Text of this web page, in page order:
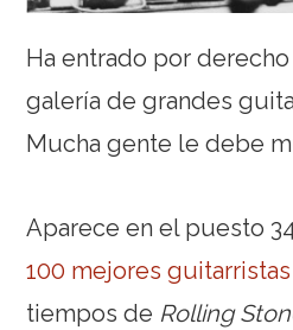
Ha entrado por
galería de grandes
Mucha gente le debe
Aparece en el puesto
100 mejores guitarristas
tiempos de Rolling